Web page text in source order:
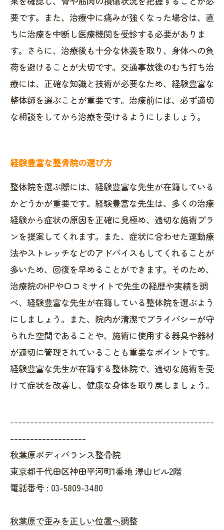
要です。また、治療中に痛みが強くなった場合は、直
ちに治療を中断し医療機関を受診する必要がありま
す。さらに、治療後も十分な休養を取り、身体への負
荷を避けることが大切です。交通事故後のむち打ち治
療には、正確な知識と技術が必要なため、経験豊富な
整体師を選ぶことが重要です。治療前には、必ず適切
な相談をしてから治療を受けるようにしましょう。
経験豊富な整骨院の選び方
整体院を選ぶ際には、経験豊富な先生が在籍している
かどうかが重要です。経験豊富な先生は、多くの治療
経験から症状の原因を正確に見極め、適切な施術プラ
ンを提案してくれます。また、症状に合わせた運動療
法やストレッチなどのアドバイスもしてくれることが
多いため、回復を早めることができます。そのため、
治療院のHPや口コミサイトで先生の経歴や実績を調
べ、経験豊富な先生が在籍している整体院を選ぶよう
にしましょう。また、院内が清潔でプライバシーが守
られた空間であることや、施術に使用する器具や器材
が適切に管理されていることも重要なポイントです。
経験豊富な先生が在籍する整体院で、適切な施術を受
けて症状を改善し、健康な身体を取り戻しましょう。
---------------------------------------------------
-------------------
秋葉原ボディバランス整骨院
東京都千代田区神田平河町1番地 澤山ビル2階
電話番号 : 03-5809-3480
秋葉原で歪みを正しい位置へ調整